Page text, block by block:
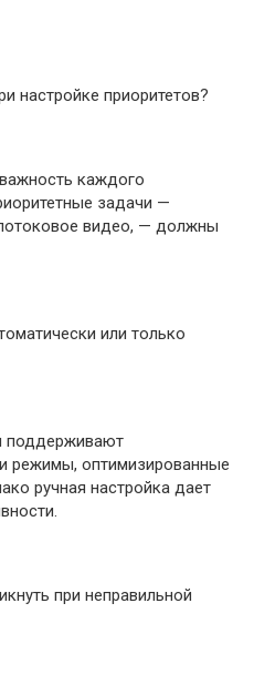
настройке приоритетов?
каждого
задачи —
видео, — должны
или только
поддерживают
режимы, оптимизированные
ручная настройка дает
при неправильной